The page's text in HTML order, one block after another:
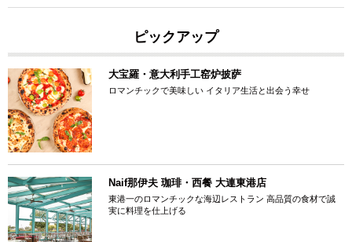
ピックアップ
大宝羅・意大利手工窑炉披萨
ロマンチックで美味しい イタリア生活と出会う幸せ
Naif那伊夫 珈琲・西餐 大連東港店
東港一のロマンチックな海辺レストラン 高品質の食材で誠
実に料理を仕上げる